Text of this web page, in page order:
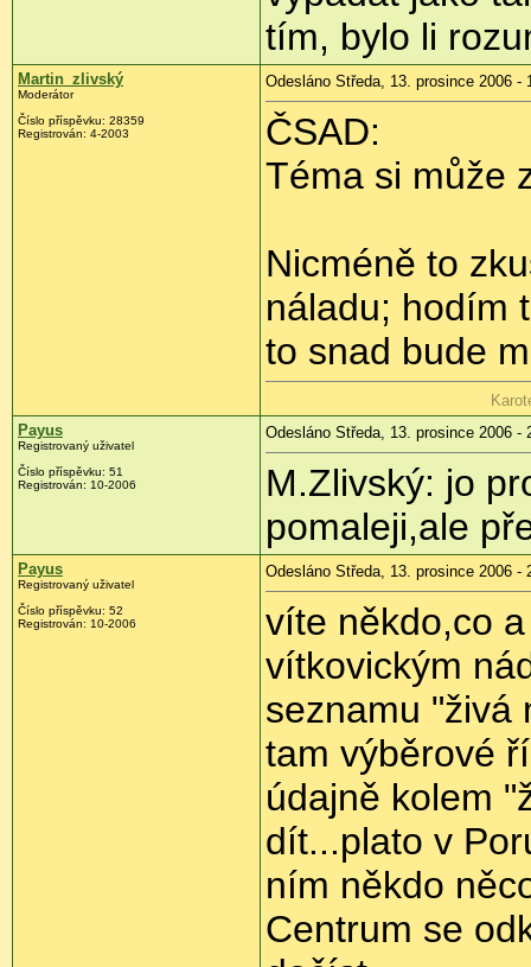
tím, bylo li
Martin_zlivský
Moderátor
Číslo příspěvku: 28359
Registrován: 4-2003
Odesláno Středa, 13. prosince 2006 -
ČSAD:
Téma si může
Nicméně to
náladu; hodím
to snad bude
Payus
Registrovaný uživatel
Číslo příspěvku: 51
Registrován: 10-2006
Odesláno Středa, 13. prosince 2006 -
M.Zlivský: jo
pomaleji,ale
Payus
Registrovaný uživatel
Číslo příspěvku: 52
Registrován: 10-2006
Odesláno Středa, 13. prosince 2006 -
víte někdo,co
vítkovickým
seznamu "živá
tam výběrové
údajně kolem
dít...plato v
ním někdo
Centrum se